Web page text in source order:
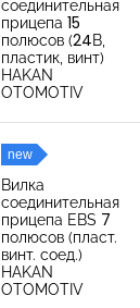
соединительная
прицепа 15
полюсов (24В,
пластик, винт)
HAKAN
OTOMOTIV
new
Вилка
соединительная
прицепа EBS 7
полюсов (пласт.
винт. соед.)
HAKAN
OTOMOTIV